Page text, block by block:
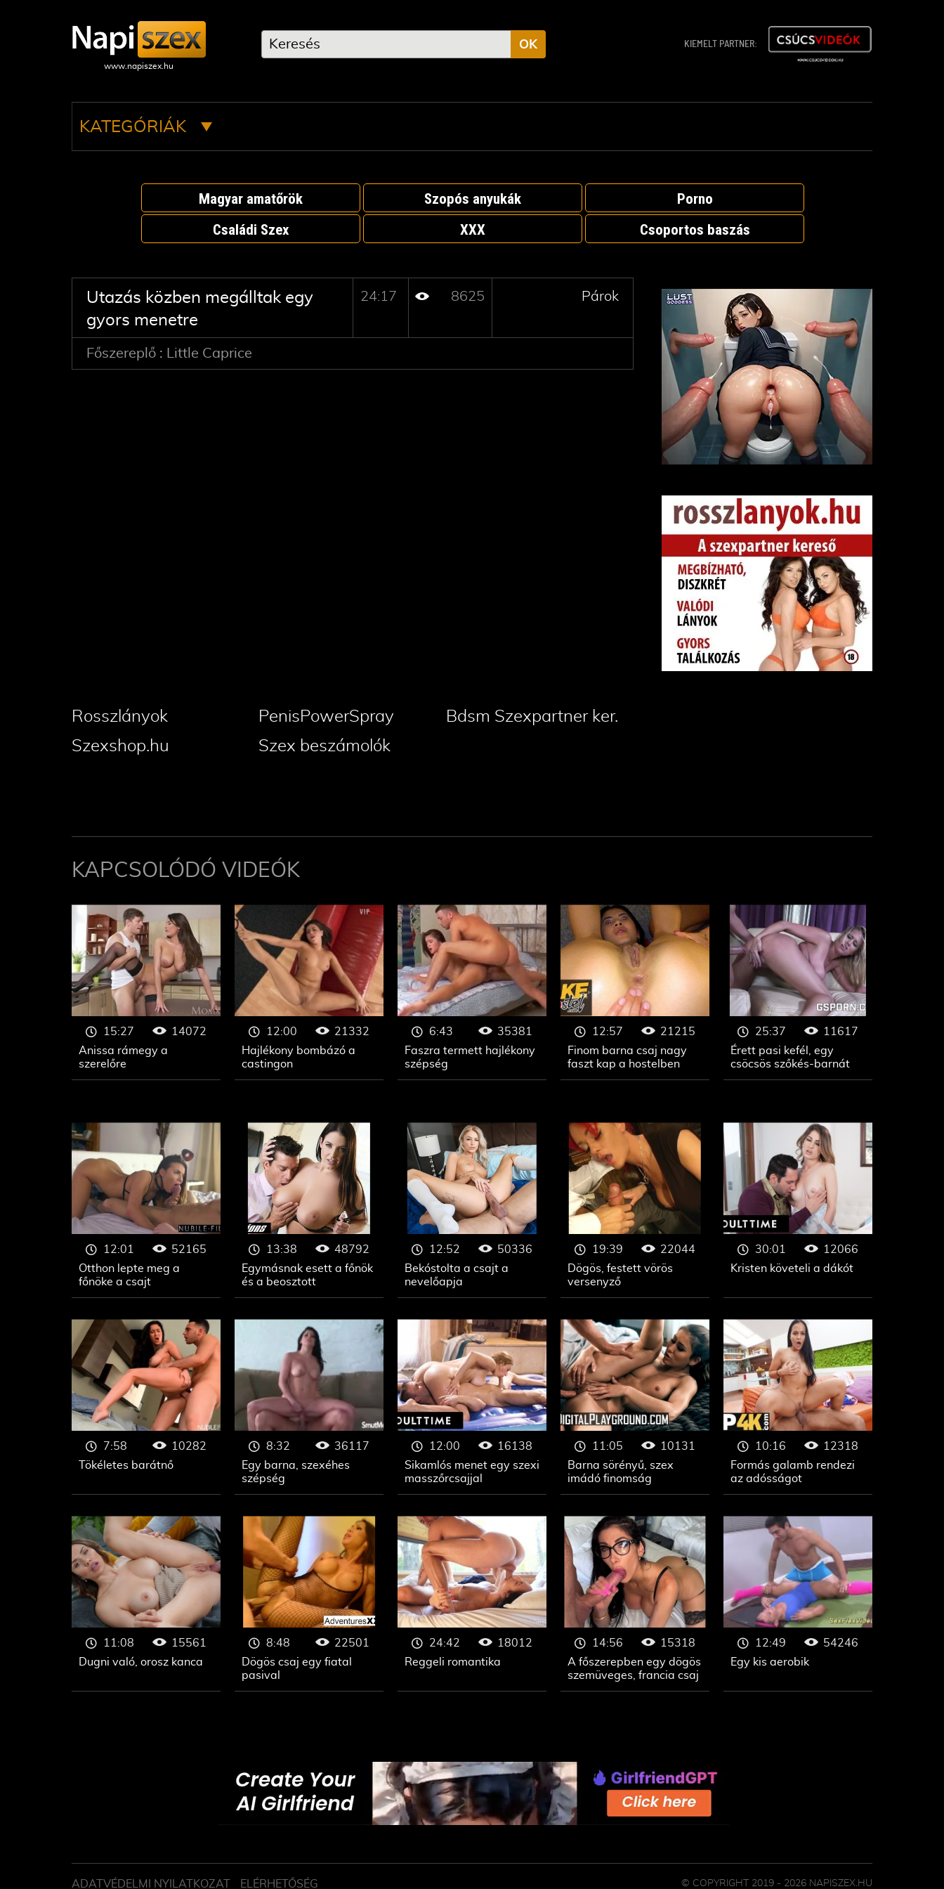
KIEMELT PARTNER:
KATEGÓRIÁK
OK
Magyar amatőrök Szopós anyukák
Porno
Családi Szex
XXX Csoportos baszás
Utazás közben megálltak egy
gyors menetre
24:17 8625 Párok
Főszereplő : Little Caprice
Rosszlányok PenisPowerSpray
Bdsm Szexpartner ker.
Szexshop.hu
Szex beszámolók
KAPCSOLÓDÓ VIDEÓK
Anissa rámegy a
szerelőre
15:27
14072
Hajlékony bombázó a
castingon
12:00
21332
Faszra termett hajlékony
szépség
6:43
35381
Finom barna csaj nagy
faszt kap a hostelben
12:57
21215
Érett pasi kefél, egy
csöcsös szőkés-barnát
25:37 11617
Otthon lepte meg a
főnöke a csajt
12:01
52165
Egymásnak esett a főnök
és a beosztott
13:38
48792
Bekóstolta a csajt a
nevelőapja
12:52
50336
Dögös, festett vörös
versenyző
19:39
22044
Kristen követeli a dákót
30:01 12066
Tökéletes barátnő
7:58
10282
Egy barna, szexéhes
szépség
8:32
36117
Sikamlós menet egy szexi
masszőrcsajjal
12:00
16138
Barna sörényű, szex
imádó finomság
11:05
10131
Formás galamb rendezi
az adósságot
10:16 12318
Dugni való, orosz kanca
11:08
15561
Dögös csaj egy fiatal
pasival
8:48
22501
Reggeli romantika
24:42
18012
A főszerepben egy dögös
szemüveges, francia csaj
14:56
15318
Egy kis aerobik
12:49 54246
ADATVÉDELMI NYILATKOZAT ELÉRHETŐSÉG © COPYRIGHT 2019 - 2026 NAPISZEX.HU